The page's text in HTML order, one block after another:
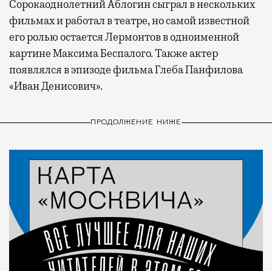
Сорокаоднолетний Аблогин сыграл в нескольких
фильмах и работал в театре, но самой известной
его ролью остается Лермонтов в одноименной
картине Максима Беспалого. Также актер
появлялся в эпизоде фильма Глеба Панфилова
«Иван Денисович».
ПРОДОЛЖЕНИЕ НИЖЕ